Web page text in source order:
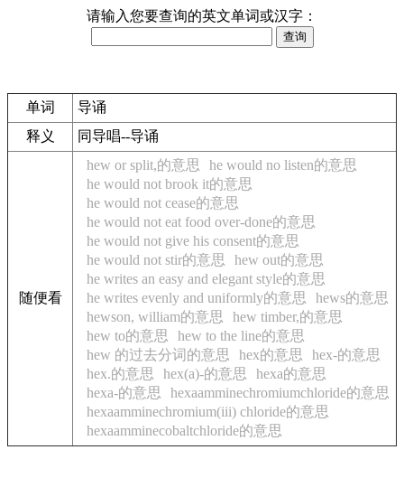
请输入您要查询的英文单词或汉字：
单词
导诵
释义
同导唱--导诵
随便看
hew or split,的意思
he would no listen的意思
he would not brook it的意思
he would not cease的意思
he would not eat food over-done的意思
he would not give his consent的意思
he would not stir的意思
hew out的意思
he writes an easy and elegant style的意思
he writes evenly and uniformly的意思
hews的意思
hewson, william的意思
hew timber,的意思
hew to的意思
hew to the line的意思
hew 的过去分词的意思
hex的意思
hex-的意思
hex.的意思
hex(a)-的意思
hexa的意思
hexa-的意思
hexaamminechromiumchloride的意思
hexaamminechromium(iii) chloride的意思
hexaamminecobaltchloride的意思